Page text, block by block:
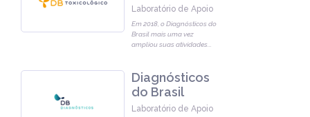
Laboratório de Apoio
Em 2018, o Diagnósticos do
Brasil mais uma vez
ampliou suas atividades
Diagnósticos
do Brasil
Laboratório de Apoio